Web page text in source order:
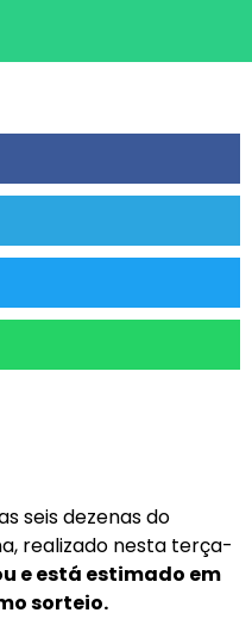
seis dezenas do
realizado nesta terça-
e está estimado em
sorteio.